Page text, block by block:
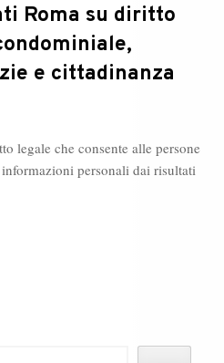
Roma su diritto
e cittadinanza
legale che consente alle persone
personali dai risultati